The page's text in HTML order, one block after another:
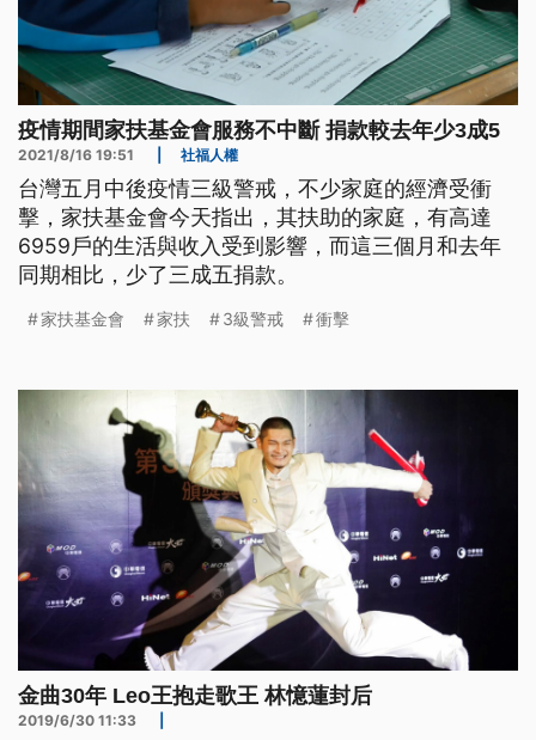
疫情期間家扶基金會服務不中斷 捐款較去年少3成5
2021/8/16 19:51 社福人權
台灣五月中後疫情三級警戒，不少家庭的經濟受衝
擊，家扶基金會今天指出，其扶助的家庭，有高達
6959戶的生活與收入受到影響，而這三個月和去年
同期相比，少了三成五捐款。
家扶基金會 家扶 3級警戒 衝擊
金曲30年 Leo王抱走歌王 林憶蓮封后
2019/6/30 11:33